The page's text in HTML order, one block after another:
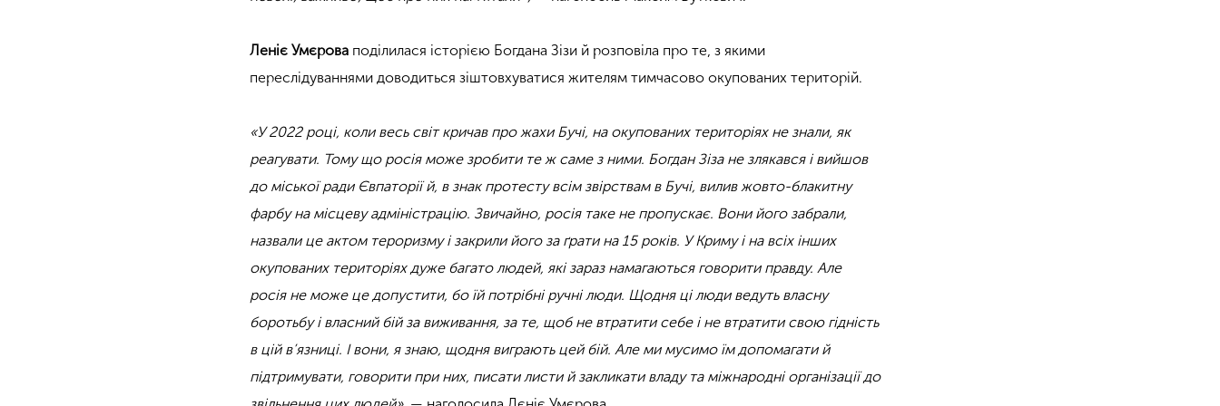
Леніє Умєрова поділилася історією Богдана Зізи й розповіла про те, з якими
переслідуваннями доводиться зіштовхуватися жителям тимчасово окупованих територій.
«У 2022 році, коли весь світ кричав про жахи Бучі, на окупованих територіях не знали, як
реагувати. Тому що росія може зробити те ж саме з ними. Богдан Зіза не злякався і вийшов
до міської ради Євпаторії й, в знак протесту всім звірствам в Бучі, вилив жовто-блакитну
фарбу на місцеву адміністрацію. Звичайно, росія таке не пропускає. Вони його забрали,
назвали це актом тероризму і закрили його за ґрати на 15 років. УКриму і на всіх інших
окупованих територіях дуже багато людей, які зараз намагаються говорити правду. Але
росія не може це допустити, бо їй потрібні ручні люди. Щодня ці люди ведуть власну
боротьбу і власний бій за виживання, за те, щоб не втратити себе і не втратити свою гідність
в цій в’язниці. І вони, я знаю, щодня виграють цей бій. Але ми мусимо їм допомагати й
підтримувати, говорити при них, писати листи й закликати владу та міжнародні організації до